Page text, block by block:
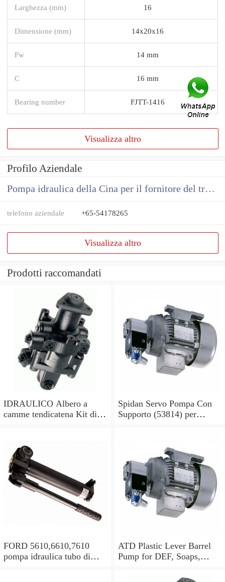
Larghezza (mm) 16
Dimensione (mm) 14x20x16
Fw 14 mm
C 16 mm
Bearing number FJTT-1416
Visualizza altro
Profilo Aziendale
Pompa idraulica della Cina per il fornitore del trattore
telefono aziendale +65-54178265
Visualizza altro
Prodotti raccomandati
IDRAULICO Albero a
camme tendicatena Kit di
Spidan Servo Pompa Con
Supporto (53814) per
FORD 5610,6610,7610
pompa idraulica tubo di
ATD Plastic Lever Barrel
Pump for DEF, Soaps,